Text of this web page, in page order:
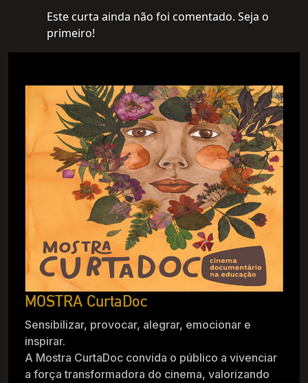
Este curta ainda não foi comentado. Seja o
primeiro!
MOSTRA CurtaDoc
Sensibilizar, provocar, alegrar, emocionar e
inspirar.
A Mostra CurtaDoc convida o público a vivenciar
a força transformadora do cinema, valorizando